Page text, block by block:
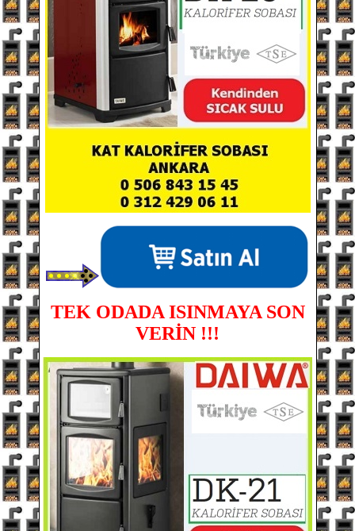
TEK ODADA ISINMAYA SON
VERİN !!!